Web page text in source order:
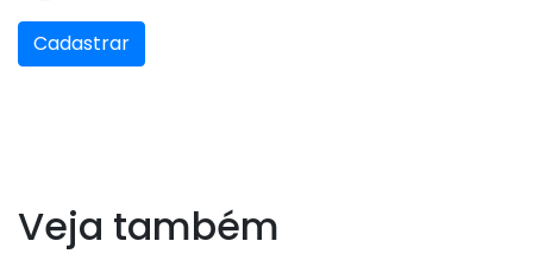
Cadastrar
Veja também